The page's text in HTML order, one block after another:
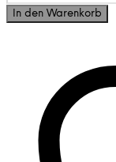
von
Vera
In den Warenkorb